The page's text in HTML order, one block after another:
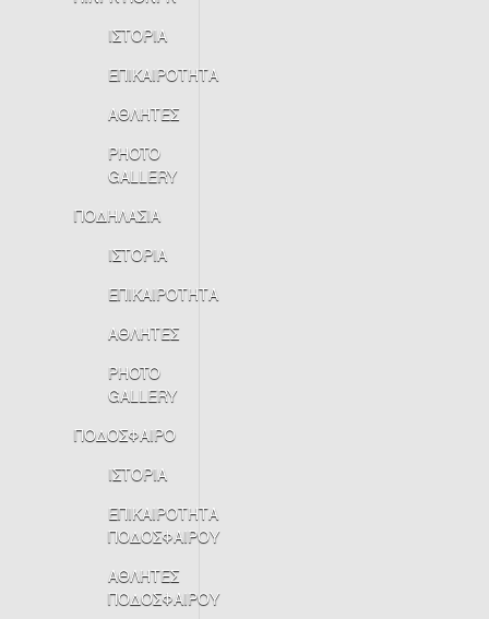
ΙΣΤΟΡΙΑ
ΕΠΙΚΑΙΡΟΤΗΤΑ
ΑΘΛΗΤΕΣ
PHOTO
GALLERY
ΠΟΔΗΛΑΣΙΑ
ΙΣΤΟΡΙΑ
ΕΠΙΚΑΙΡΟΤΗΤΑ
ΑΘΛΗΤΕΣ
PHOTO
GALLERY
ΠΟΔΟΣΦΑΙΡΟ
ΙΣΤΟΡΙΑ
ΕΠΙΚΑΙΡΟΤΗΤΑ
ΠΟΔΟΣΦΑΙΡΟΥ
ΑΘΛΗΤΕΣ
ΠΟΔΟΣΦΑΙΡΟΥ